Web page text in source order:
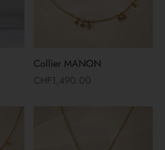
Collier MANON
CHF1,490.00